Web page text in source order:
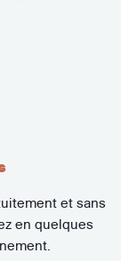
et sans
en quelques